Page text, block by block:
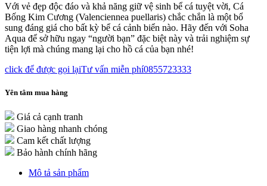
Với vẻ đẹp độc đáo và khả năng giữ vệ sinh bể cá tuyệt vời, Cá
Bống Kim Cương (Valenciennea puellaris) chắc chắn là một bổ
sung đáng giá cho bất kỳ bể cá cảnh biển nào. Hãy đến với Soha
Aqua để sở hữu ngay “người bạn” đặc biệt này và trải nghiệm sự
tiện lợi mà chúng mang lại cho hồ cá của bạn nhé!
click để được gọi lạiTư vấn miễn phí0855723333
Yên tâm mua hàng
Giá cả cạnh tranh
Giao hàng nhanh chóng
Cam kết chất lượng
Bảo hành chính hãng
Mô tả sản phẩm